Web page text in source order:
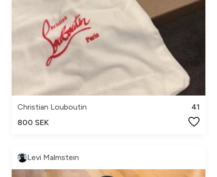
Christian Louboutin
41
800 SEK
Levi Malmstein